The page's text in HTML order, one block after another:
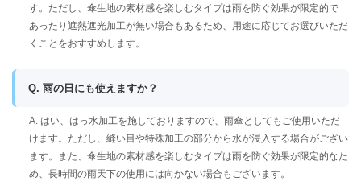
す。ただし、傘生地の素材感を楽しむタイプは雨を防ぐ効果が限定的で
あったり遮熱遮光加工が無い場合もあるため、用途に応じてお選びいただ
くことをおすすめします。
Q. 雨の日にも使えますか？
A. はい、はっ水加工を施しておりますので、雨傘としてもご使用いただ
けます。ただし、縫い目や特殊加工の部分から水が浸入する場合がござい
ます。また、傘生地の素材感を楽しむタイプは雨を防ぐ効果が限定的なた
め、長時間の雨天下の使用には向かない場合もございます。